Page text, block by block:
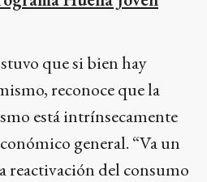
que si bien hay
reconoce que la
está intrínsecamente
general. “Va un
reactivación del consumo